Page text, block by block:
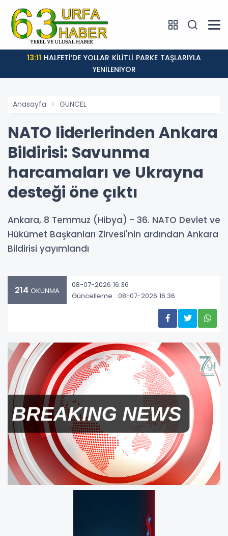
13:11
YENİLENİYOR
Anasayfa GÜNCEL
NATO liderlerinden Ankara
Bildirisi: Savunma
harcamaları ve Ukrayna
desteği öne çıktı
Ankara, 8 Temmuz (Hibya) - 36. NATO Devlet ve
Hükümet Başkanları Zirvesi'nin ardından Ankara
Bildirisi yayımlandı
214 OKUNMA
08-07-2026 16:36
Güncelleme : 08-07-2026 16:36